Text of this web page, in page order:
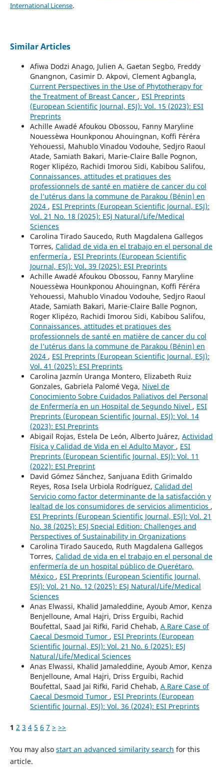
International License.
Similar Articles
Afiwa Dodzi Anago, Julien A. Gaetan Segbo, Freddy
Gnangnon, Casimir D. Akpovi, Clement Agbangla,
Current Perspectives in the Use of Phytotherapy for
the Treatment of Breast Cancer , ESI Preprints
(European Scientific Journal, ESJ): Vol. 15 (2023): ESI
Preprints
Achille Awadé Afoukou Obossou, Fanny Maryline
Nouessèwa Hounkponou Ahouingnan, Koffi Féréra
Yehouessi, Mahublo Vinadou Vodouhe, Sedjro Raoul
Atade, Samiath Bakari, Marie-Claire Balle Pognon,
Roger Klipézo, Rachidi Imorou Sidi, Kabibou Salifou,
Connaissances, attitudes et pratiques des
professionnels de santé en matière de cancer du col
de l’utérus dans la commune de Parakou (Bénin) en
2024 , ESI Preprints (European Scientific Journal, ESJ):
Vol. 21 No. 18 (2025): ESJ Natural/Life/Medical
Sciences
Carolina Tirado Saucedo, Ruth Magdalena Gallegos
Torres, Calidad de vida en el trabajo en el personal de
enfermería , ESI Preprints (European Scientific
Journal, ESJ): Vol. 39 (2025): ESI Preprints
Achille Awadé Afoukou Obossou, Fanny Maryline
Nouessèwa Hounkponou Ahouingnan, Koffi Féréra
Yehouessi, Mahublo Vinadou Vodouhe, Sedjro Raoul
Atade, Samiath Bakari, Marie-Claire Balle Pognon,
Roger Klipézo, Rachidi Imorou Sidi, Kabibou Salifou,
Connaissances, attitudes et pratiques des
professionnels de santé en matière de cancer du col
de l’utérus dans la commune de Parakou (Bénin) en
2024 , ESI Preprints (European Scientific Journal, ESJ):
Vol. 41 (2025): ESI Preprints
Carolina Jazmín Uranga Montero, Elizabeth Ruiz
Gonzales, Gabriela Palomé Vega, Nivel de
Conocimiento Sobre Cuidados Paliativos del Personal
de Enfermería en un Hospital de Segundo Nivel , ESI
Preprints (European Scientific Journal, ESJ): Vol. 14
(2023): ESI Preprints
Abigail Rojas, Estela De León, Alberto Juárez, Actividad
Física y Calidad de Vida en el Adulto Mayor , ESI
Preprints (European Scientific Journal, ESJ): Vol. 11
(2022): ESI Preprint
David Gómez Sánchez, Sanjuana Edith Grimaldo
Reyes, Rosa Isela Urbiola Rodríguez, Calidad del
Servicio como factor determinante de la satisfacción y
lealtad de los consumidores de servicios alimenticios ,
ESI Preprints (European Scientific Journal, ESJ): Vol. 21
No. 38 (2025): ESJ Special Edition: Challenges and
Perspectives of Sustainability in Organizations
Carolina Tirado Saucedo, Ruth Magdalena Gallegos
Torres, Calidad de vida en el trabajo en el personal de
enfermería de un hospital público de Querétaro,
México , ESI Preprints (European Scientific Journal,
ESJ): Vol. 21 No. 12 (2025): ESJ Natural/Life/Medical
Sciences
Anas Elwassi, Khalid Jamaleddine, Ayoub Amor, Kenza
Benjelloune, Amal Hajri, Driss Erguibi, Rachid
Boufettal, Saad Jai Rifki, Farid Chehab, A Rare Case of
Caecal Desmoid Tumor , ESI Preprints (European
Scientific Journal, ESJ): Vol. 21 No. 6 (2025): ESJ
Natural/Life/Medical Sciences
Anas Elwassi, Khalid Jamaleddine, Ayoub Amor, Kenza
Benjelloune, Amal Hajri, Driss Erguibi, Rachid
Boufettal, Saad Jai Rifki, Farid Chehab, A Rare Case of
Caecal Desmoid Tumor , ESI Preprints (European
Scientific Journal, ESJ): Vol. 36 (2024): ESI Preprints
1 2 3 4 5 6 7 > >>
You may also start an advanced similarity search for this
article.